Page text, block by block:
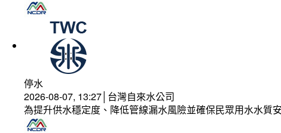
停水
2026-08-07, 13:27│台灣自來水公司
為提升供水穩定度、降低管線漏水風險並確保民眾用水水質